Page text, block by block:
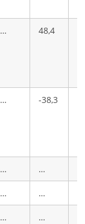
… 48,4
… -38,3
… …
… …
… …